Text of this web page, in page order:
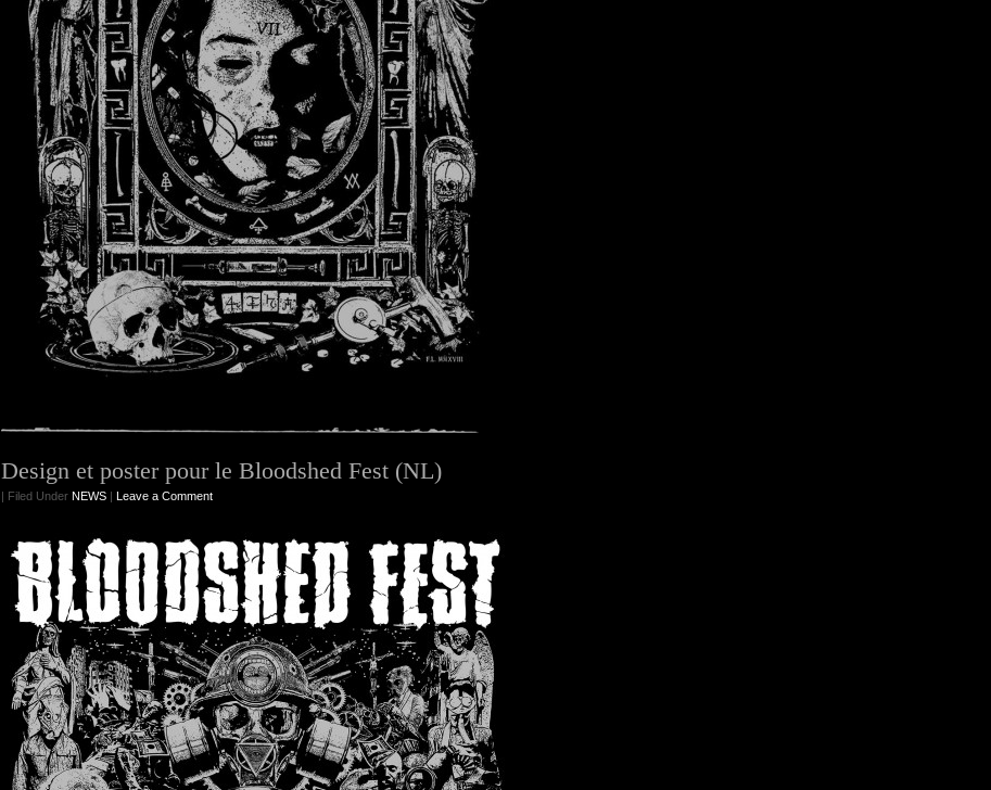
Design et poster pour le Bloodshed Fest (NL)
| Filed Under NEWS | Leave a Comment